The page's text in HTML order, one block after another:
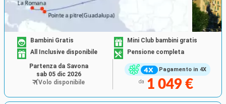
Pagamento in 4X
Bambini Gratis
Mini Club bambini gratis
All Inclusive disponibile
Pensione completa
da 1 049 €
Partenza da Savona
sab 05 dic 2026
Volo disponibile